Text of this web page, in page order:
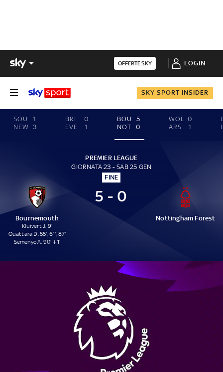
OFFERTE SKY LOGIN
SKY SPORT INSIDER
SOU
1
NEW 3
BRI
0
EVE
1
BOU
5
NOT
0
WOL
0
ARS
1
PREMIER LEAGUE
GIORNATA 23 - SAB 25 GEN
FINE
Bournemouth
Kluivert J. 9'
Ouattara D. 55', 61', 87'
Semenyo A. 90' + 1'
5 - 0
Nottingham Forest